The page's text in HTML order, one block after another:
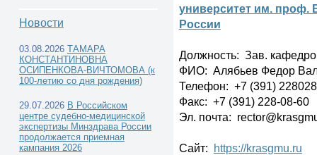
Учреждения высшего
профессионального образования -
кафедры и курсы судебной медицины -
Новости
03.08.2026 ТАМАРА
КОНСТАНТИНОВНА
ОСИПЕНКОВА-ВИЧТОМОВА (к
100-летию со дня рождения)
29.07.2026 В Российском
центре судебно-медицинской
экспертизы Минздрава России
продолжается приемная
кампания 2026
университет им. проф.
России
Должность: Зав.
ФИО: Алябьев Федор
Телефон: +7 (391)
Факс: +7 (391) 228-08-60
Эл. почта:
Сайт: https://krasgmu.ru